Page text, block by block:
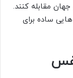
مقابله كنند.
هایی ساده برای